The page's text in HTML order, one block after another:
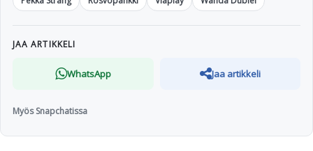
JAA ARTIKKELI
WhatsApp Jaa artikkeli
Myös Snapchatissa